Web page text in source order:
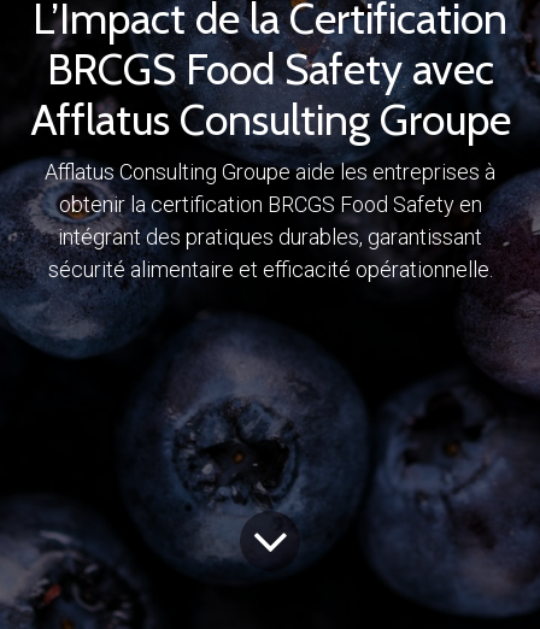
L’Impact de la Certification
BRCGS Food Safety avec
Afflatus Consulting Groupe
Afflatus Consulting Groupe aide les entreprises à
obtenir la certification BRCGS Food Safety en
intégrant des pratiques durables, garantissant
sécurité alimentaire et efficacité opérationnelle.